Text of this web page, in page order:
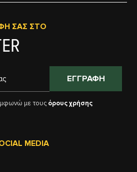
ΣΑΣ ΣΤΟ
ΕΓΓΡΑΦΉ
με τους όρους χρήσης
MEDIA